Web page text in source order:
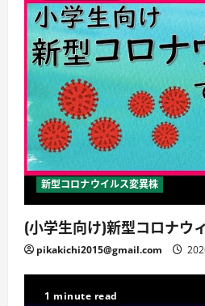
新型コロナウイルス変異株
(小学生向け)新型コロナウ
pikakichi2015@gmail.com
1 minute read